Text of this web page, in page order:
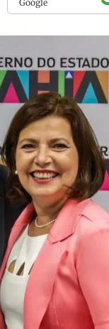
Google